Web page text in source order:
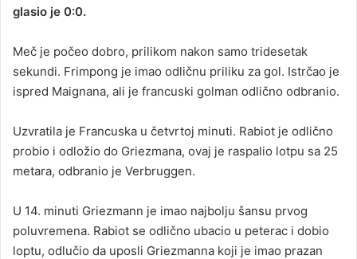
m
a
i
glasio je 0:0.
Meč je počeo dobro, prilikom nakon samo tridesetak
sekundi. Frimpong je imao odličnu priliku za gol. Istrčao je
ispred Maignana, ali je francuski golman odlično odbranio.
Uzvratila je Francuska u četvrtoj minuti. Rabiot je odlično
probio i odložio do Griezmana, ovaj je raspalio lotpu sa 25
metara, odbranio je Verbruggen.
U 14. minuti Griezmann je imao najbolju šansu prvog
poluvremena. Rabiot se odlično ubacio u peterac i dobio
loptu, odlučio da uposli Griezmanna koji je imao prazan